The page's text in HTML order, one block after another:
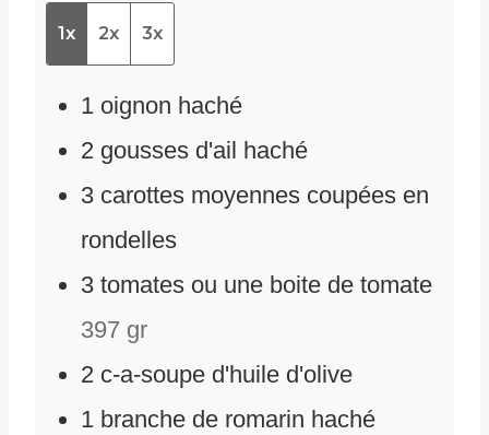
1x 2x 3x
1 oignon haché
2 gousses d'ail haché
3 carottes moyennes coupées en
rondelles
3 tomates ou une boite de tomate
397 gr
2 c-a-soupe d'huile d'olive
1 branche de romarin haché